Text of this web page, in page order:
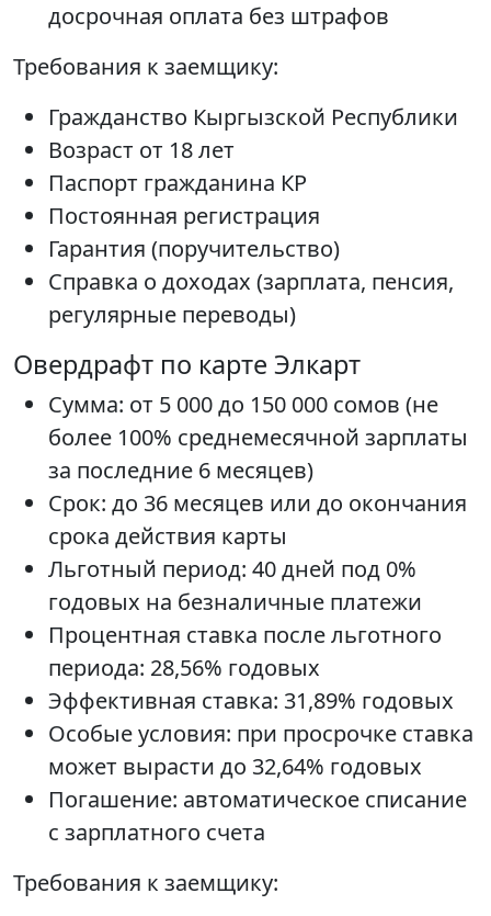
досрочная оплата без штрафов
Требования к заемщику:
Гражданство Кыргызской Республики
Возраст от 18 лет
Паспорт гражданина КР
Постоянная регистрация
Гарантия (поручительство)
Справка о доходах (зарплата, пенсия,
регулярные переводы)
Овердрафт по карте Элкарт
Сумма: от 5 000 до 150 000 сомов (не
более 100% среднемесячной зарплаты
за последние 6 месяцев)
Срок: до 36 месяцев или до окончания
срока действия карты
Льготный период: 40 дней под 0%
годовых на безналичные платежи
Процентная ставка после льготного
периода: 28,56% годовых
Эффективная ставка: 31,89% годовых
Особые условия: при просрочке ставка
может вырасти до 32,64% годовых
Погашение: автоматическое списание
с зарплатного счета
Требования к заемщику: